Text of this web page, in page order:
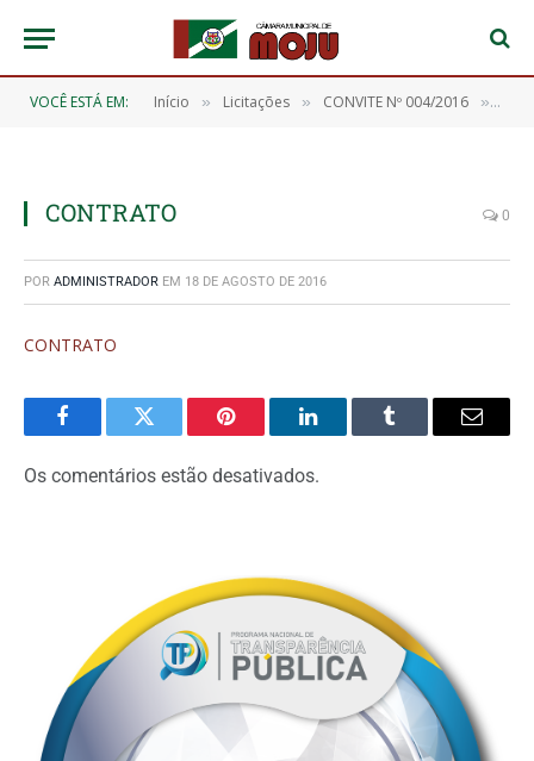
VOCÊ ESTÁ EM: Início » Licitações » CONVITE Nº 004/2016 »
CONTRATO 0
POR ADMINISTRADOR EM 18 DE AGOSTO DE 2016
CONTRATO
FacebookTwitter Pinterest O
LinkedIn
Tumblr
E-
Os comentários estão desativados.